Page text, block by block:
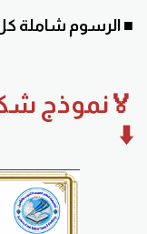
■ الرسوم شاملة
🏅نموذج
⬇️